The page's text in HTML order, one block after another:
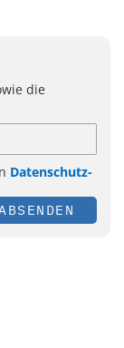
die
Datenschutz-